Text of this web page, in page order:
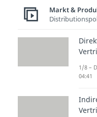
Da sie
auch
Markt &
1/8 –
04:41